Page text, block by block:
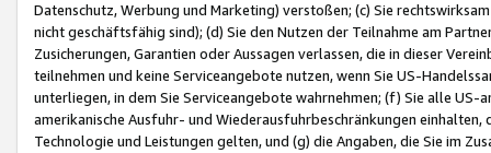
Datenschutz, Werbung und Marketing) verstoßen; (c) Sie
nicht geschäftsfähig sind); (d) Sie den Nutzen der Teilnahme am
Zusicherungen, Garantien oder Aussagen verlassen, die in dieser
teilnehmen und keine Serviceangebote nutzen, wenn Sie US-
unterliegen, in dem Sie Serviceangebote wahrnehmen; (f) Sie alle
amerikanische Ausfuhr- und Wiederausfuhrbeschränkungen
Technologie und Leistungen gelten, und (g) die Angaben, die Sie im